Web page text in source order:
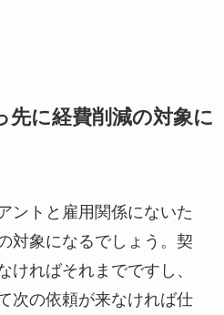
先に経費削減の対象に
ントと雇用関係にないた
対象になるでしょう。契
ければそれまでですし、
次の依頼が来なければ仕